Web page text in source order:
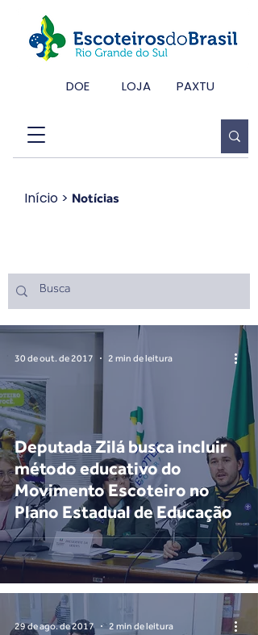
DOE LOJA PAXTU
Início > Notícias
Deputada Zilá busca incluir
método educativo do
Movimento Escoteiro no
Plano Estadual de Educação
30 de out. de 2017 2 min de leitura
29 de ago. de 2017 2 min de leitura